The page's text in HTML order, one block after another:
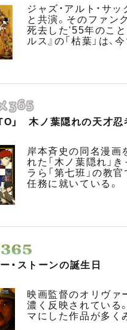
ジャズ・アルト・サ
と共演。そのファン
死去した'55年のこ
ルス』の「枯葉」は
」 木ノ葉隠れの天才忍
岸本斉史の同名漫画
れた「木ノ葉隠れ」
ラら「第七班」の教
任務に就いている。
・ストーンの誕生日
映画監督のオリヴァ
濃く反映されている
マにした作品が多く